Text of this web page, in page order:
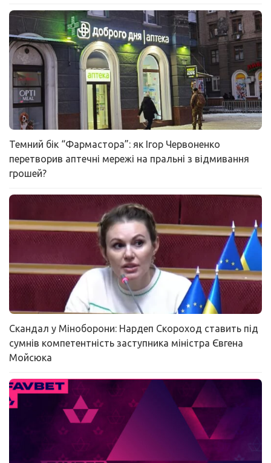
Темний бік “Фармастора”: як Ігор Червоненко
перетворив аптечні мережі на пральні з відмивання
грошей?
Скандал у Міноборони: Нардеп Скороход ставить під
сумнів компетентність заступника міністра Євгена
Мойсюка